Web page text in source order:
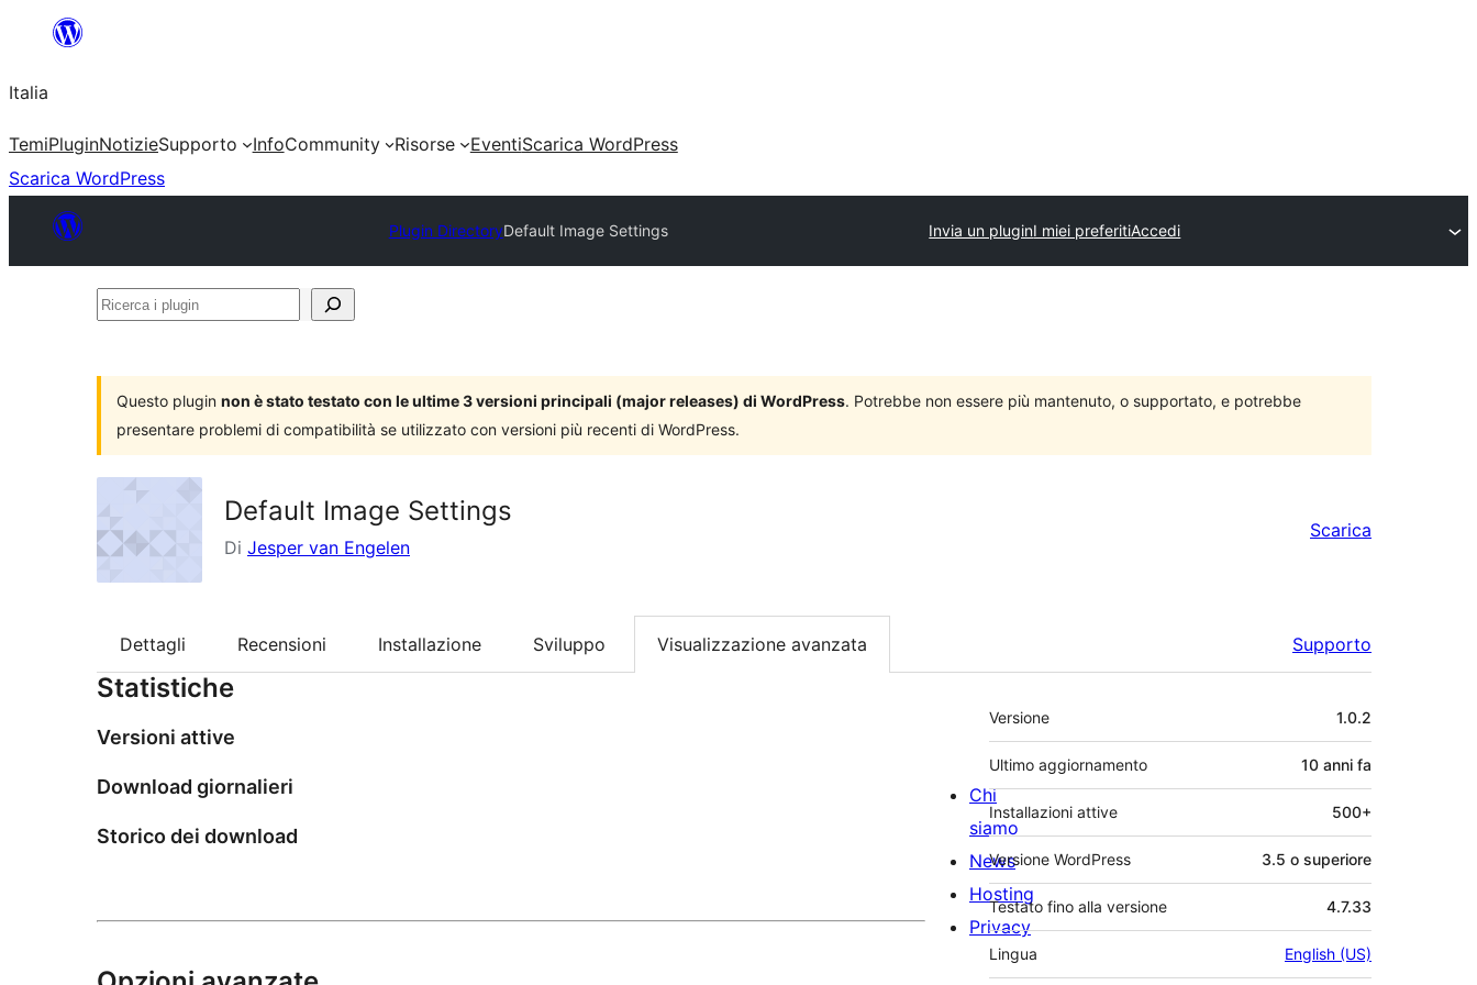
contenuto
Italia
TemiPluginNotizieSupporto InfoCommunity Risorse EventiScarica WordPress
Scarica WordPress
Plugin DirectoryDefault Image Settings Invia un pluginI miei preferitiAccedi
Ricerca
Questo plugin non è stato testato con le ultime 3 versioni principali (major releases) di WordPress. Potrebbe non essere più mantenuto, o supportato, e potrebbe
presentare problemi di compatibilità se utilizzato con versioni più recenti di WordPress.
Default Image Settings
Di Jesper van Engelen
Scarica
Dettagli Recensioni Installazione Sviluppo Visualizzazione avanzata Supporto
Statistiche
Versioni attive
Download giornalieri
Storico dei download
Meta
Versione 1.0.2
Ultimo aggiornamento 10 anni fa
Installazioni attive 500+
Versione WordPress 3.5 o superiore
Testato fino alla versione 4.7.33
Lingua English (US)
Chi
siamo
News
Hosting
Privacy